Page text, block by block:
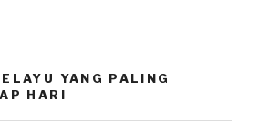
YANG PALING
HARI